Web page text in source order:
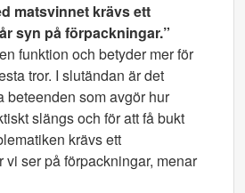
matsvinnet krävs ett
syn på förpackningar.”
funktion och betyder mer för
tror. I slutändan är det
beteenden som avgör hur
slängs och för att få bukt
krävs ett
vi ser på förpackningar, menar